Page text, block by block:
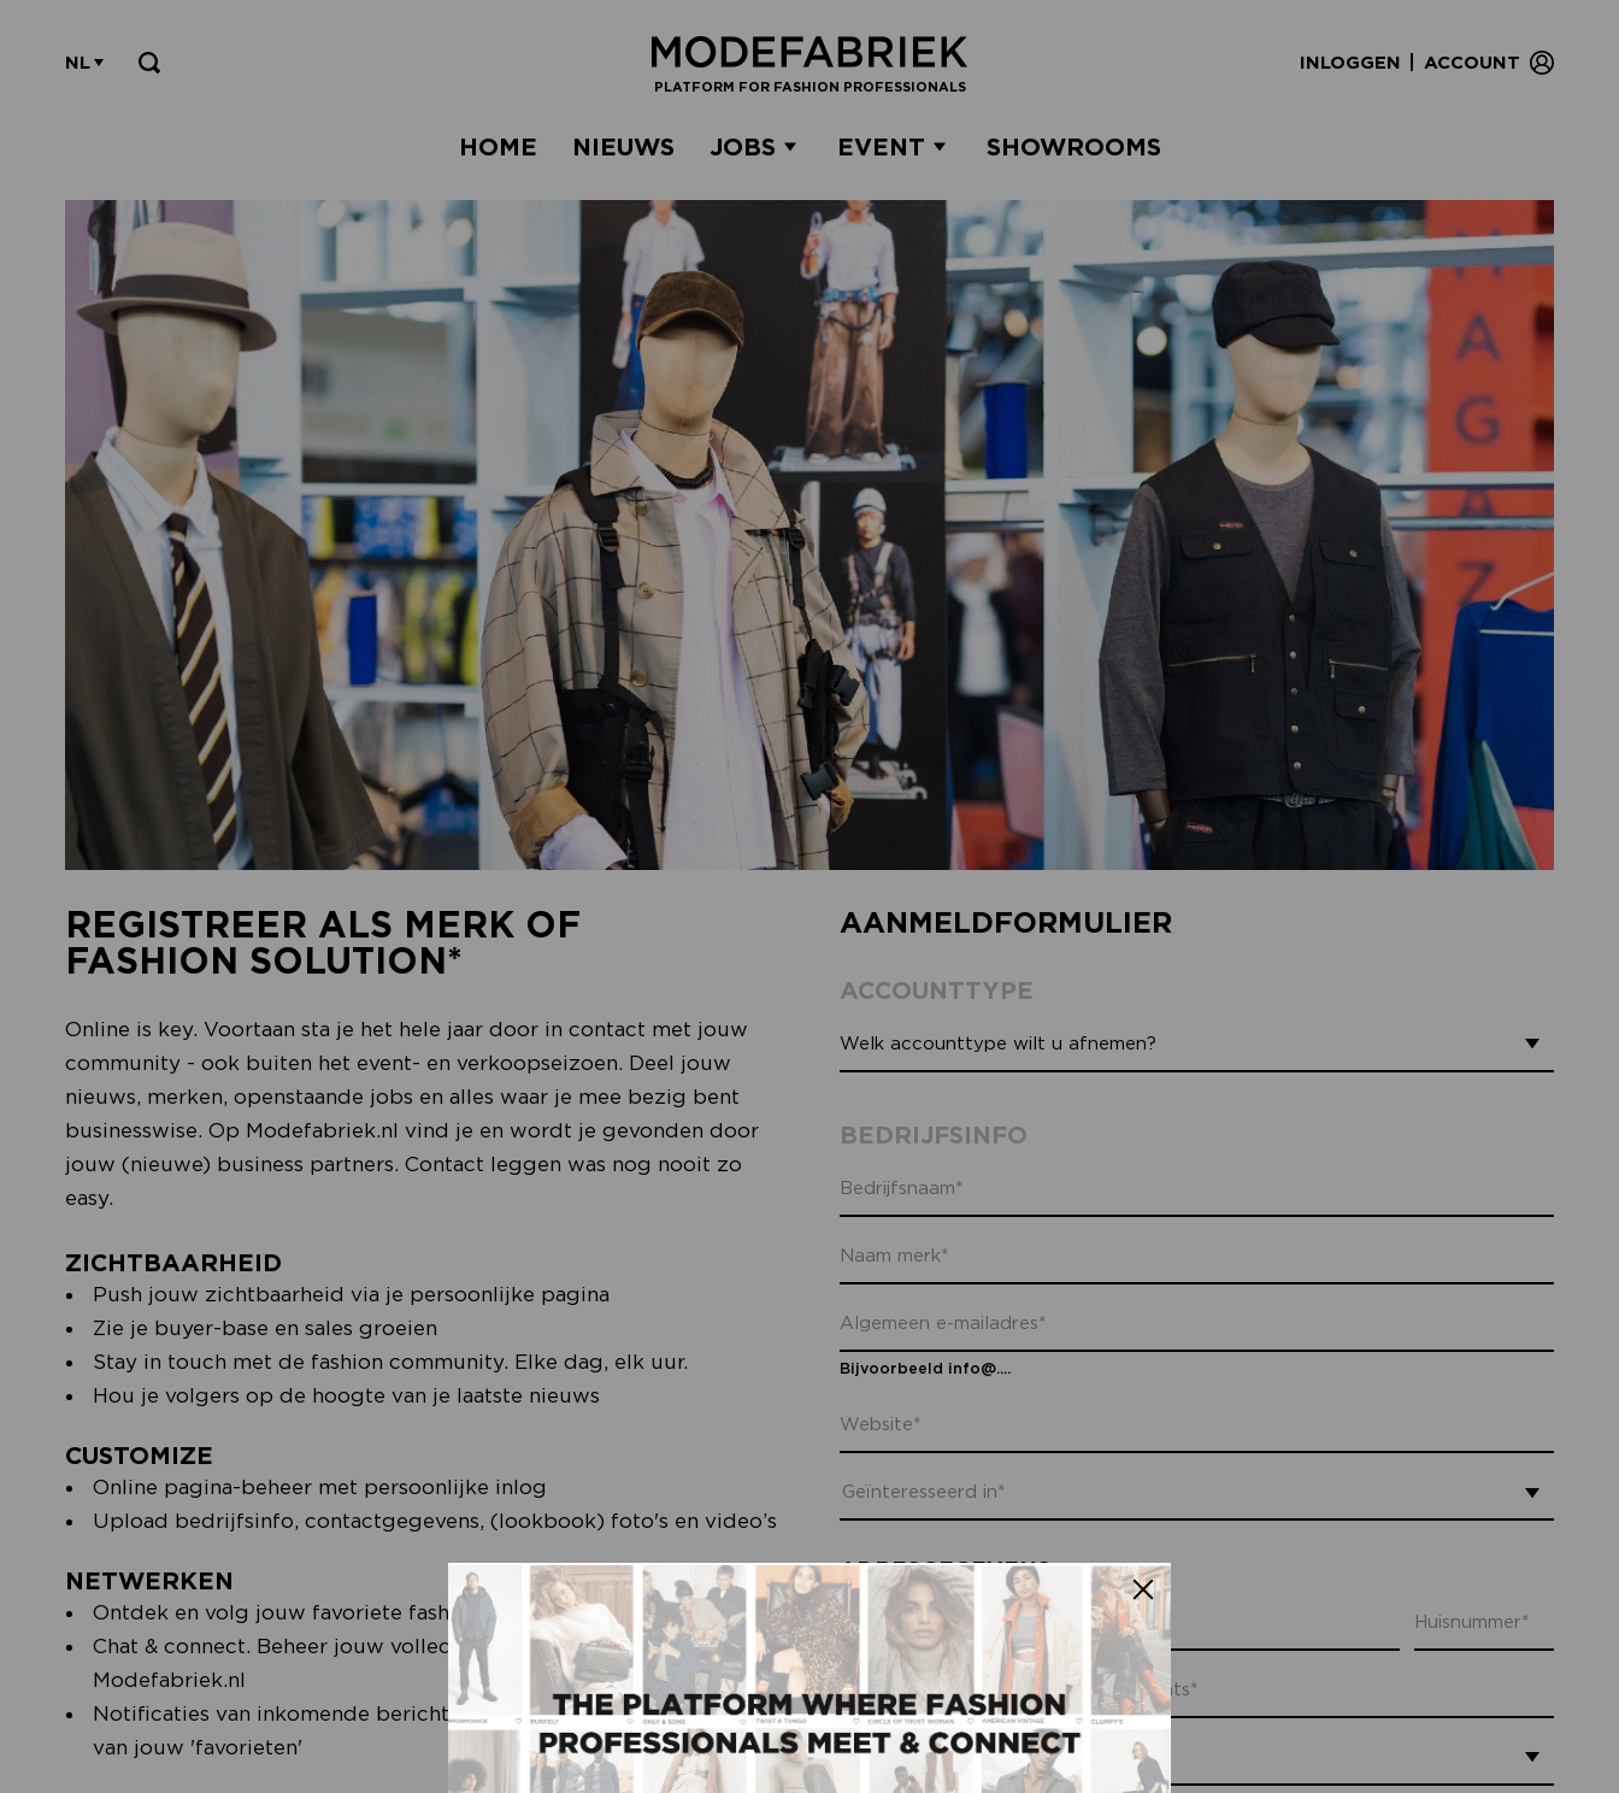
PLATFORM FOR FASHION PROFESSIONALS
INLOGGEN ACCOUNT
NL
HOME NIEUWS JOBS EVENT SHOWROOMS
REGISTREER ALS MERK OF
FASHION SOLUTION*
Online is key. Voortaan sta je het hele jaar door in contact met jouw
community - ook buiten het event- en verkoopseizoen. Deel jouw
nieuws, merken, openstaande jobs en alles waar je mee bezig bent
businesswise. Op Modefabriek.nl vind je en wordt je gevonden door
jouw (nieuwe) business partners. Contact leggen was nog nooit zo
easy.
ZICHTBAARHEID
Push jouw zichtbaarheid via je persoonlijke pagina
Zie je buyer-base en sales groeien
Stay in touch met de fashion community. Elke dag, elk uur.
Hou je volgers op de hoogte van je laatste nieuws
CUSTOMIZE
Online pagina-beheer met persoonlijke inlog
Upload bedrijfsinfo, contactgegevens, (lookbook) foto's en video’s
NETWERKEN
Ontdek en volg jouw favoriete fashion professionals
Chat & connect. Beheer jouw volledige fashion netwerk op
Modefabriek.nl
Notificaties van inkomende berichten, vacature reacties en nieuws
van jouw 'favorieten'
AANMELDFORMULIER
ACCOUNTTYPE
BEDRIJFSINFO
Bijvoorbeeld info@....
ADRESGEGEVENS